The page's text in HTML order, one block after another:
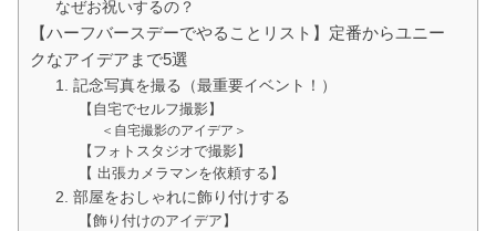
なぜお祝いするの？
【ハーフバースデーでやることリスト】定番からユニー
クなアイデアまで5選
1. 記念写真を撮る（最重要イベント！）
【自宅でセルフ撮影】
＜自宅撮影のアイデア＞
【フォトスタジオで撮影】
【 出張カメラマンを依頼する】
2. 部屋をおしゃれに飾り付けする
【飾り付けのアイデア】